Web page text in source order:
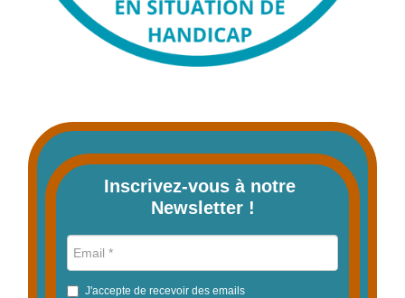
Inscrivez-vous à notre
Newsletter !
J'accepte de recevoir des emails